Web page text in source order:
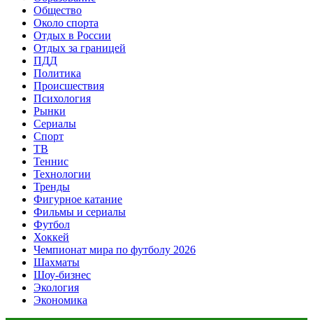
Общество
Около спорта
Отдых в России
Отдых за границей
ПДД
Политика
Происшествия
Психология
Рынки
Сериалы
Спорт
ТВ
Теннис
Технологии
Тренды
Фигурное катание
Фильмы и сериалы
Футбол
Хоккей
Чемпионат мира по футболу 2026
Шахматы
Шоу-бизнес
Экология
Экономика